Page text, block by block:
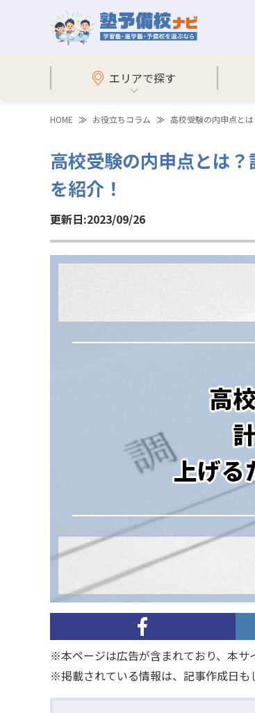
エリアで探す
HOME お役立ちコラム 高校受験の内申点と
高校受験の内申点とは
を紹介！
更新日:2023/09/26
※本ページは広告が含まれており、本サ
※掲載されている情報は、記事作成日も